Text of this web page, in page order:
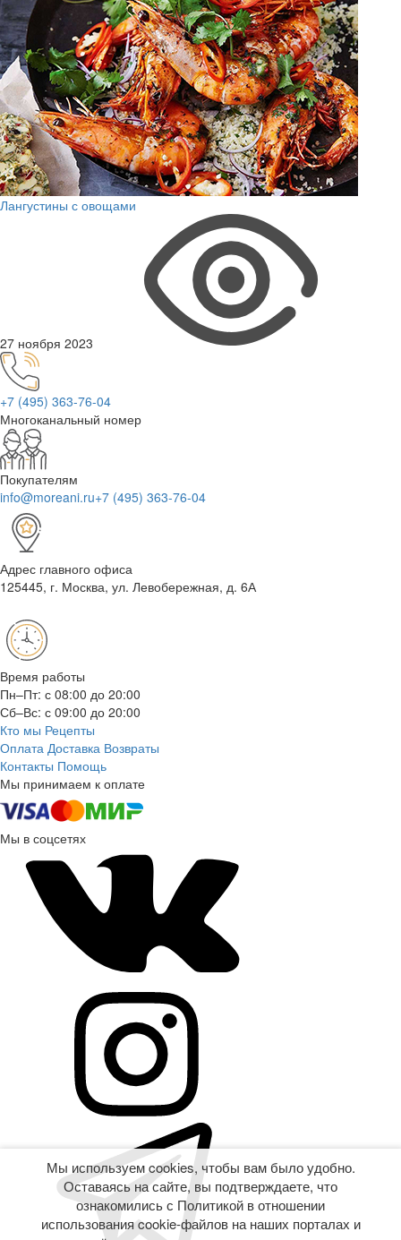
Лангустины с овощами
27 ноября 2023
+7 (495) 363-76-04
Многоканальный номер
Покупателям
info@moreani.ru+7 (495) 363-76-04
Адрес главного офиса
125445, г. Москва, ул. Левобережная, д. 6А
Время работы
Пн–Пт: с 08:00 до 20:00
Сб–Вс: с 09:00 до 20:00
Кто мы Рецепты
Оплата Доставка Возвраты
Контакты Помощь
Мы принимаем к оплате
Мы в соцсетях
Мы используем cookies, чтобы вам было удобно.
Оставаясь на сайте, вы подтверждаете, что
ознакомились с Политикой в отношении
использования cookie-файлов на наших порталах и